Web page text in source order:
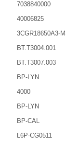
7038840000
40006825
3CGR18650A3-
BT.T3004.001
BT.T3007.003
BP-LYN
4000
BP-LYN
BP-CAL
L6P-CG0511